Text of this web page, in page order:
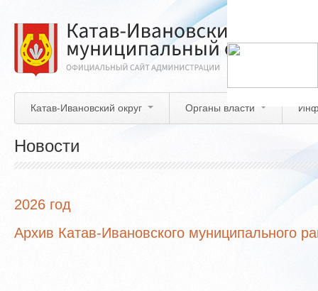
основному
содержанию
Катав-Ивановский округ Органы власти
Новости
2026 год
Архив Катав-Ивановского муниципального